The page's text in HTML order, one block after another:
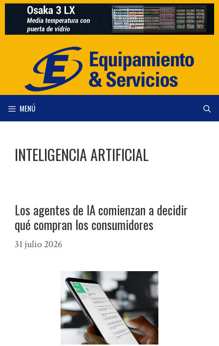
Saltar
contenido
MENÚ
INTELIGENCIA ARTIFICIAL
Los agentes de IA comienzan a decidir
qué compran los consumidores
31 julio 2026